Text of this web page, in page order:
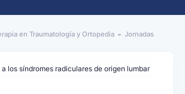
en Traumatología y Ortopedia Jornadas